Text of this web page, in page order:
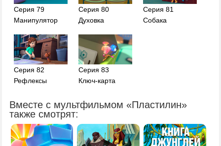
Серия 79
Манипулятор
Серия 80
Духовка
Серия 81
Собака
Серия 82
Рефлексы
Серия 83
Ключ-карта
Вместе с мультфильмом «Пластилин»
также смотрят: